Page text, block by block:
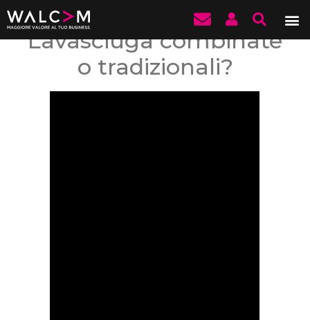
Lavasciuga combinate
o tradizionali?